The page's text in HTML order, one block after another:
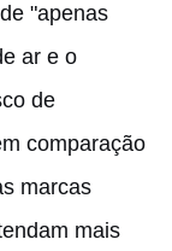
"apenas
ar e o
de
comparação
marcas
mais